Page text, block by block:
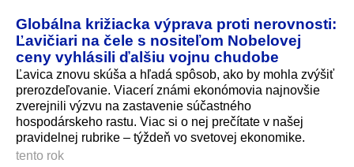
Globálna križiacka výprava proti nerovnosti:
Ľavičiari na čele s nositeľom Nobelovej
ceny vyhlásili ďalšiu vojnu chudobe
Ľavica znovu skúša a hľadá spôsob, ako by mohla zvýšiť
prerozdeľovanie. Viacerí známi ekonómovia najnovšie
zverejnili výzvu na zastavenie súčastného
hospodárskeho rastu. Viac si o nej prečítate v našej
pravidelnej rubrike – týždeň vo svetovej ekonomike.
tento rok